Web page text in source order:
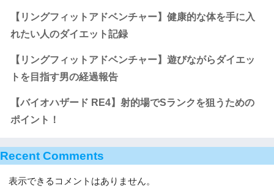
【リングフィットアドベンチャー】健康的な体を手に入
れたい人のダイエット記録
【リングフィットアドベンチャー】遊びながらダイエッ
トを目指す男の経過報告
【バイオハザード RE4】射的場でSランクを狙うための
ポイント！
Recent Comments
表示できるコメントはありません。